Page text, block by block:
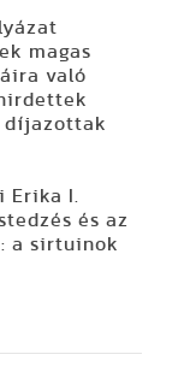
magas
való
díjazottak
Erika I.
és az
a sirtuinok